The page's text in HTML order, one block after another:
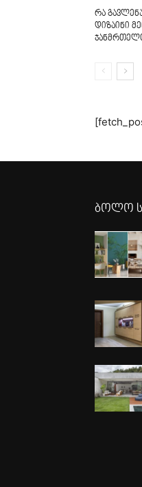
რა
დიზაინი
ბოლო